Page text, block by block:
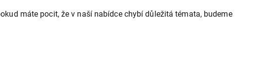
máte pocit, že v naší nabídce chybí důležitá témata, budeme